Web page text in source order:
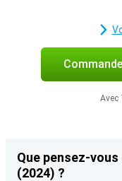
Avec
Que pensez-
(2024) ?